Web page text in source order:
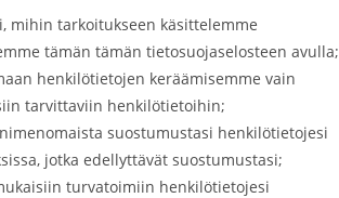
mihin tarkoitukseen käsittelemme
tämän tämän tietosuojaselosteen avulla;
henkilötietojen keräämisemme vain
tarvittaviin henkilötietoihin;
suostumustasi henkilötietojesi
jotka edellyttävät suostumustasi;
turvatoimiin henkilötietojesi